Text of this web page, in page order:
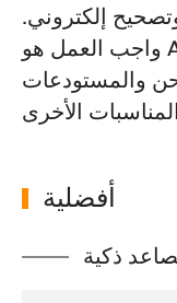
إلكتروني.
واجب العمل هو A5. يستخدم على نطاق واسع في
والمستودعات
أفضلية
ذكية